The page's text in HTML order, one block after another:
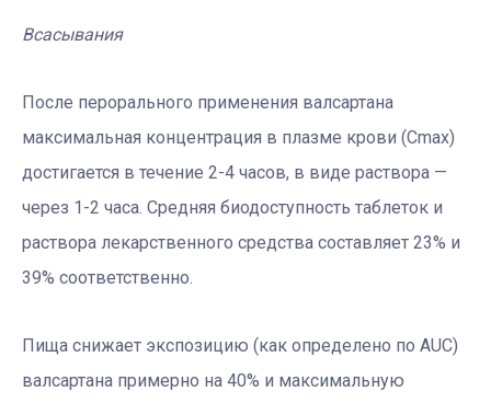
Всасывания
После перорального применения валсартана
максимальная концентрация в плазме крови (Сmax)
достигается в течение 2-4 часов, в виде раствора —
через 1-2 часа. Средняя биодоступность таблеток и
раствора лекарственного средства составляет 23% и
39% соответственно.
Пища снижает экспозицию (как определено по AUC)
валсартана примерно на 40% и максимальную